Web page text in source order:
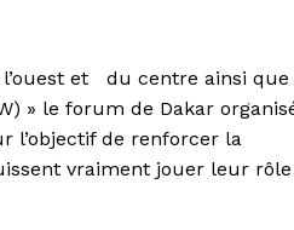
et du centre ainsi que
» le forum de Dakar
l’objectif de renforcer la
vraiment jouer leur rôle